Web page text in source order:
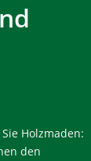
Holzmaden:
den